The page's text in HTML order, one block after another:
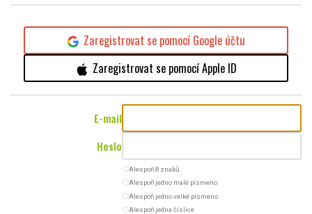
Zaregistrovat se pomocí Google účtu
Zaregistrovat se pomocí Apple ID
E-mail
Heslo
radio_button_uncheckedAlespoň 8 znaků
radio_button_uncheckedAlespoň jedno malé písmeno
radio_button_uncheckedAlespoň jedno velké písmeno
radio_button_uncheckedAlespoň jedna číslice